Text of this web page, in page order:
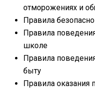
отморожениях и
Правила
Правила
школе
Правила
быту
Правила